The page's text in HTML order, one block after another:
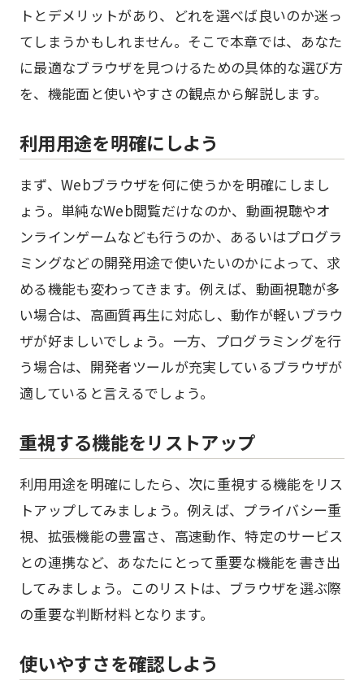
トとデメリットがあり、どれを選べば良いのか迷っ
てしまうかもしれません。そこで本章では、あなた
に最適なブラウザを見つけるための具体的な選び方
を、機能面と使いやすさの観点から解説します。
利用用途を明確にしよう
まず、Webブラウザを何に使うかを明確にしまし
ょう。単純なWeb閲覧だけなのか、動画視聴やオ
ンラインゲームなども行うのか、あるいはプログラ
ミングなどの開発用途で使いたいのかによって、求
める機能も変わってきます。例えば、動画視聴が多
い場合は、高画質再生に対応し、動作が軽いブラウ
ザが好ましいでしょう。一方、プログラミングを行
う場合は、開発者ツールが充実しているブラウザが
適していると言えるでしょう。
重視する機能をリストアップ
利用用途を明確にしたら、次に重視する機能をリス
トアップしてみましょう。例えば、プライバシー重
視、拡張機能の豊富さ、高速動作、特定のサービス
との連携など、あなたにとって重要な機能を書き出
してみましょう。このリストは、ブラウザを選ぶ際
の重要な判断材料となります。
使いやすさを確認しよう